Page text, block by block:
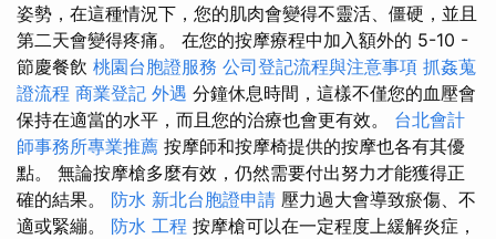
姿勢，在這種情況下，您的肌肉會變得不靈活、僵硬，並且
第二天會變得疼痛。 在您的按摩療程中加入額外的 5-10 -
節慶餐飲 桃園台胞證服務 公司登記流程與注意事項 抓姦蒐
證流程 商業登記 外遇 分鐘休息時間，這樣不僅您的血壓會
保持在適當的水平，而且您的治療也會更有效。 台北會計
師事務所專業推薦 按摩師和按摩椅提供的按摩也各有其優
點。 無論按摩槍多麼有效，仍然需要付出努力才能獲得正
確的結果。 防水 新北台胞證申請 壓力過大會導致瘀傷、不
適或緊繃。 防水 工程 按摩槍可以在一定程度上緩解炎症，